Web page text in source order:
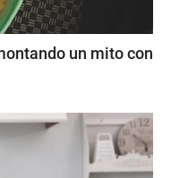
un mito con